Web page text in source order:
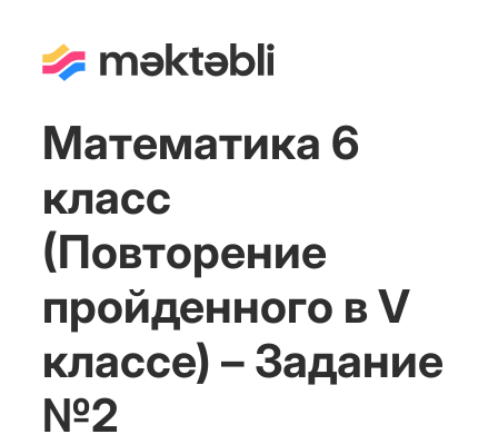
Математика 6
класс
(Повторение
пройденного в V
классе) – Задание
№2